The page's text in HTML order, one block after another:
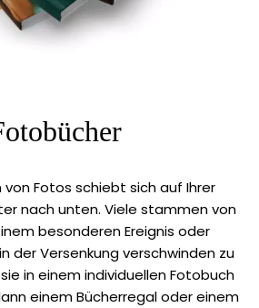
von Fotos schiebt sich auf Ihrer
nach unten. Viele stammen von
besonderen Ereignis oder
der Versenkung verschwinden zu
in einem individuellen Fotobuch
einem Bücherregal oder einem